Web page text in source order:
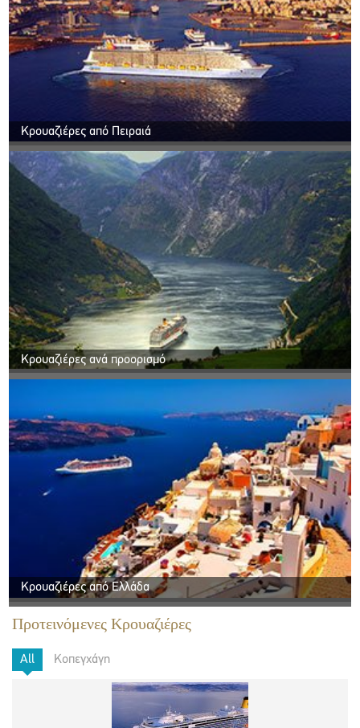
Κρουαζιέρες από Πειραιά
Κρουαζιέρες ανά προορισμό
Κρουαζιέρες από Ελλάδα
Προτεινόμενες Κρουαζιέρες
All Κοπεγχάγη